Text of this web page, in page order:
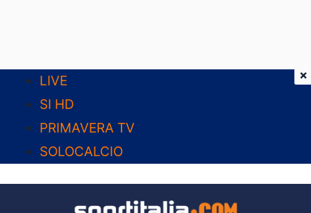
contenuto
LIVE
SI HD
PRIMAVERA TV
SOLOCALCIO
×